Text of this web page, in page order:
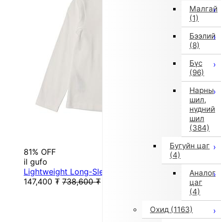
Малгай
(1)
Бээлий
(8)
Бүс
(96)
Нарны
шил,
нүдний
шил
(384)
Бугуйн цаг
(4)
Аналог
цаг
(4)
Охид (1163)
81% OFF
il gufo
Lightweight Long-Sleeve T-Shirt (130 cm / White)
147,400 ₮ 738,600 ₮